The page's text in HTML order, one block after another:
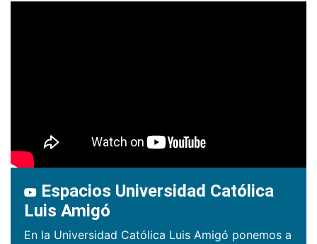
Espacios Universidad Católica
Luis Amigó
En la Universidad Católica Luis Amigó ponemos a